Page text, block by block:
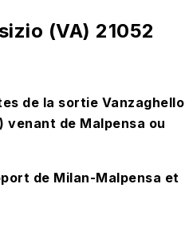
(VA) 21052
de la sortie Vanzaghello
venant de Malpensa ou
de Milan-Malpensa et